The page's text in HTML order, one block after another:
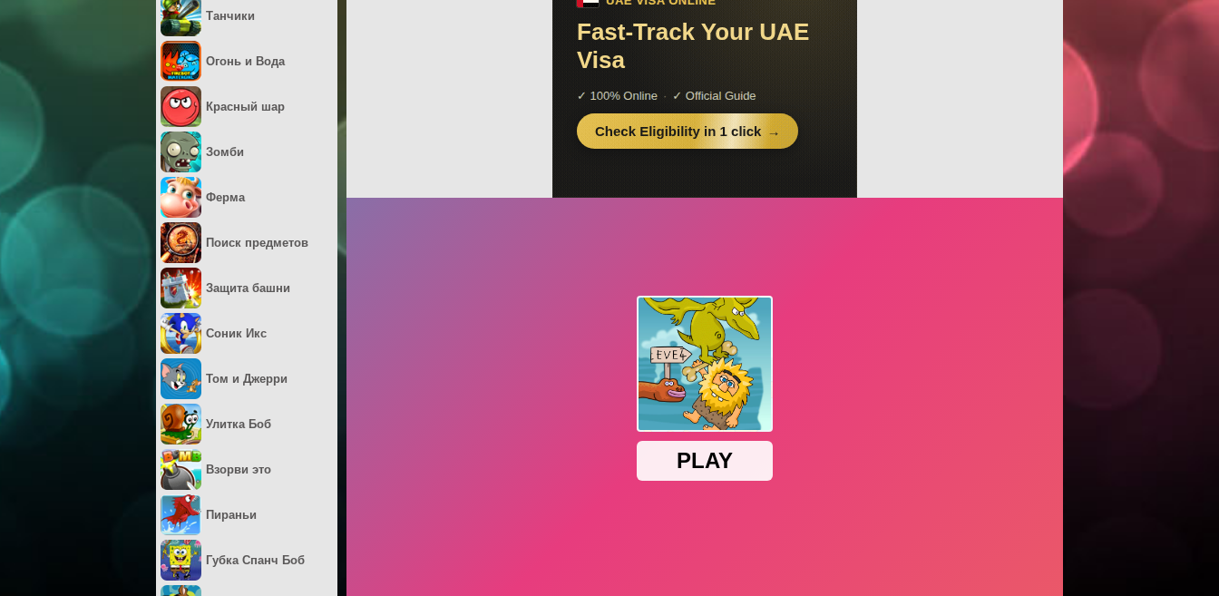
Танчики
Огонь и Вода
Красный шар
Зомби
Ферма
Поиск предметов
Защита башни
Соник Икс
Том и Джерри
Улитка Боб
Взорви это
Пираньи
Губка Спанч Боб